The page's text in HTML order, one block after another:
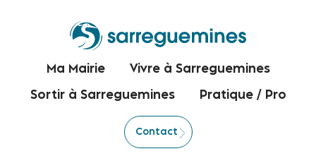
Ma Mairie Vivre à Sarreguemines
Sortir à Sarreguemines Pratique / Pro
Contact